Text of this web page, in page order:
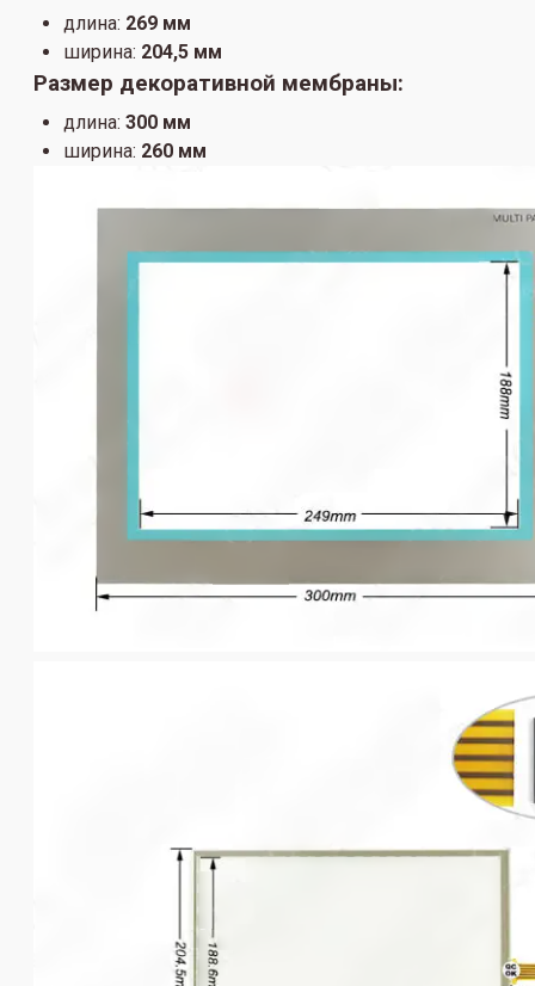
длина: 269 мм
ширина: 204,5 мм
Размер декоративной мембраны:
длина: 300 мм
ширина: 260 мм